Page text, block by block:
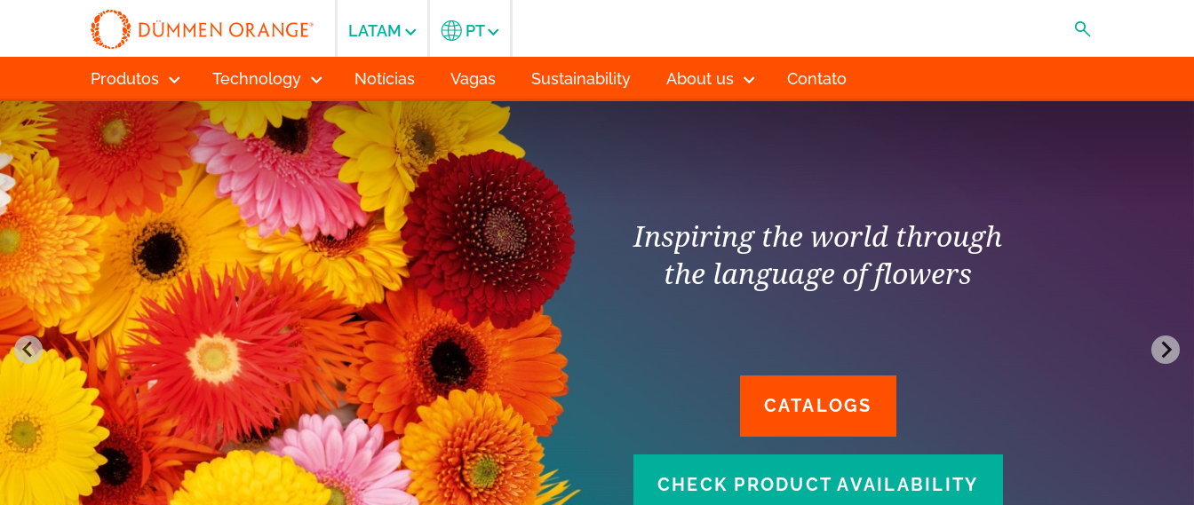
Produtos Technology Notícias Vagas Sustainability About us Contato
LATAM PT
Inspiring the world through
the language of flowers
CATALOGS
CHECK PRODUCT AVAILABILITY